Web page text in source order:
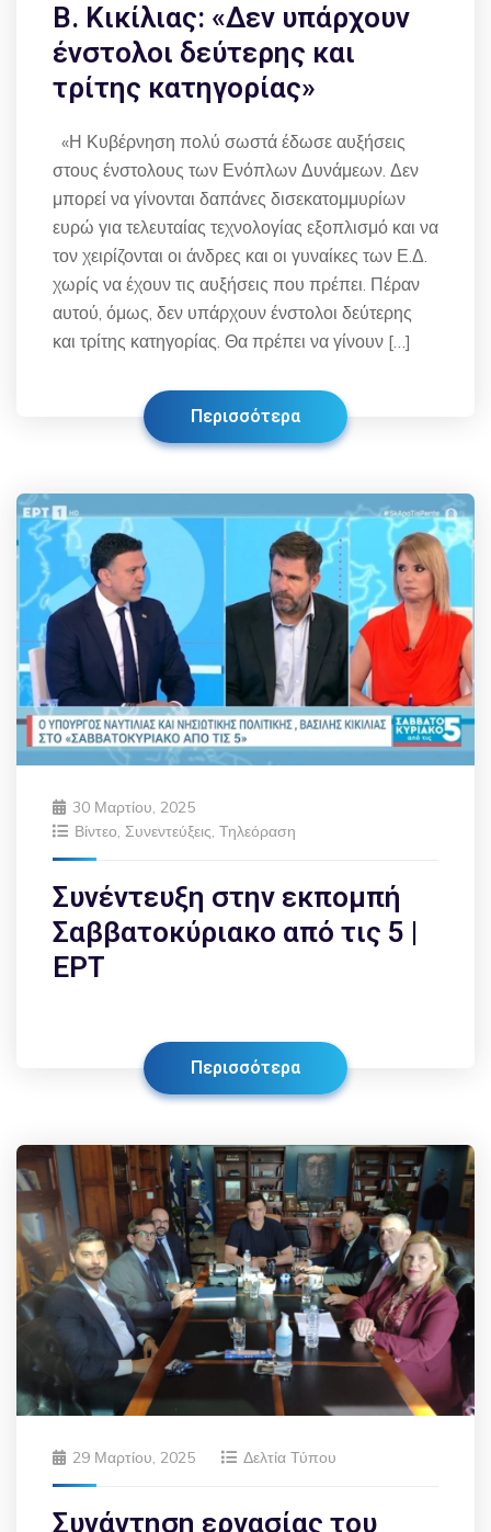
Β. Κικίλιας: «Δεν υπάρχουν
ένστολοι δεύτερης και
τρίτης κατηγορίας»
«Η Κυβέρνηση πολύ σωστά έδωσε αυξήσεις
στους ένστολους των Ενόπλων Δυνάμεων. Δεν
μπορεί να γίνονται δαπάνες δισεκατομμυρίων
ευρώ για τελευταίας τεχνολογίας εξοπλισμό και να
τον χειρίζονται οι άνδρες και οι γυναίκες των Ε.Δ.
χωρίς να έχουν τις αυξήσεις που πρέπει. Πέραν
αυτού, όμως, δεν υπάρχουν ένστολοι δεύτερης
και τρίτης κατηγορίας. Θα πρέπει να γίνουν […]
Περισσότερα
30 Μαρτίου, 2025
Βίντεο, Συνεντεύξεις, Τηλεόραση
Συνέντευξη στην εκπομπή
Σαββατοκύριακο από τις 5 |
ΕΡΤ
Περισσότερα
29 Μαρτίου, 2025 Δελτία Τύπου
Συνάντηση εργασίας του